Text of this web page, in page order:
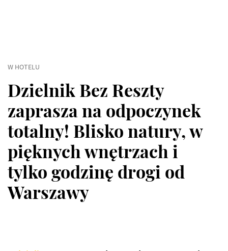
W HOTELU
Dzielnik Bez Reszty
zaprasza na odpoczynek
totalny! Blisko natury, w
pięknych wnętrzach i
tylko godzinę drogi od
Warszawy